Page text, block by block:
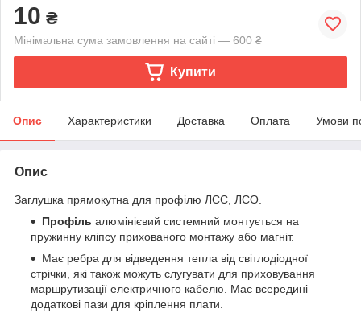
10 ₴
Мінімальна сума замовлення на сайті — 600 ₴
Купити
Опис Характеристики Доставка Оплата Умови
Опис
Заглушка прямокутна для профілю ЛСС, ЛСО.
Профіль алюмінієвий системний монтується на
пружинну кліпсу прихованого монтажу або магніт.
Має ребра для відведення тепла від світлодіодної
стрічки, які також можуть слугувати для приховування
маршрутизації електричного кабелю. Має всередині
додаткові пази для кріплення плати.